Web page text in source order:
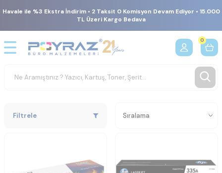
Havale ile %3 Ekstra İndirim • 2 Taksit 0 Komisyon Devam Ediyor • 15.000
TL Üzeri Kargo Bedava
0
Filtrele